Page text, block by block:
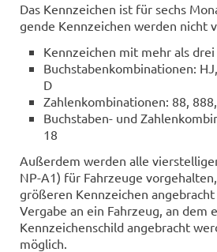
Das Kenn­zei­chen ist für sechs
gen­de Kenn­zei­chen wer­den nicht
Kenn­zei­chen mit mehr als drei
Buch­sta­ben­kom­bi­na­tio­nen:
D
Zah­len­kom­bi­na­tio­nen: 88,
Buchstaben-​ und
18
Au­ßer­dem wer­den alle
NP-A1) für Fahr­zeu­ge
grö­ße­ren Kenn­zei­chen
Ver­ga­be an ein Fahr­zeug, an dem
Kenn­zei­chen­schild an­ge­bracht
mög­lich.